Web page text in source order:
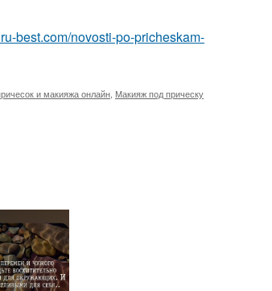
best.com/novosti-po-pricheskam-
и макияжа онлайн Макияж под прическу